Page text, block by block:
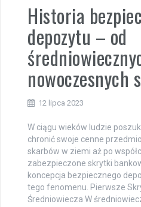
Historia
depozytu – od
nowoczesnych
12 lipca 2023
W ciągu wieków ludzie
chronić swoje cenne
skarbów w ziemi aż po
zabezpieczone skrytki
koncepcja bezpiecznego
tego fenomenu. Pierwsze
Średniowiecza W